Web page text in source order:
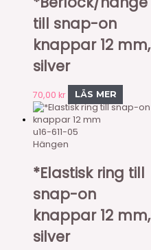
till snap-on
knappar 12 mm,
silver
70,00 kr LÄS MER
u16-611-05
Hängen
*Elastisk ring till
snap-on
knappar 12 mm,
silver